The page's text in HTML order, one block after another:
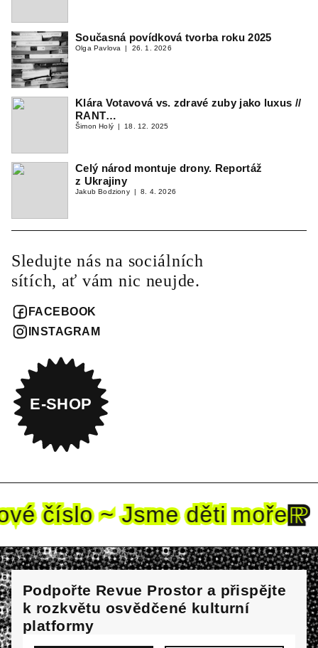
Současná povídková tvorba roku 2025
Olga Pavlova 26. 1. 2026
Klára Votavová vs. zdravé zuby jako luxus //
RANT…
Šimon Holý 18. 12. 2025
Celý národ montuje drony. Reportáž
z Ukrajiny
Jakub Bodziony 8. 4. 2026
Sledujte nás na sociálních
sítích, ať vám nic neujde.
FACEBOOK
INSTAGRAM
E-SHOP
číslo ~ Jsme děti moře
Podpořte Revue Prostor a přispějte
k rozkvětu osvědčené kulturní
platformy